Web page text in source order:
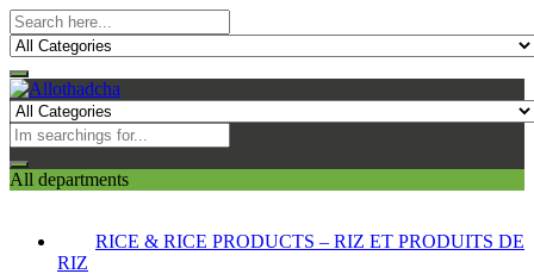
All departments
RICE & RICE PRODUCTS – RIZ ET PRODUITS DE
RIZ